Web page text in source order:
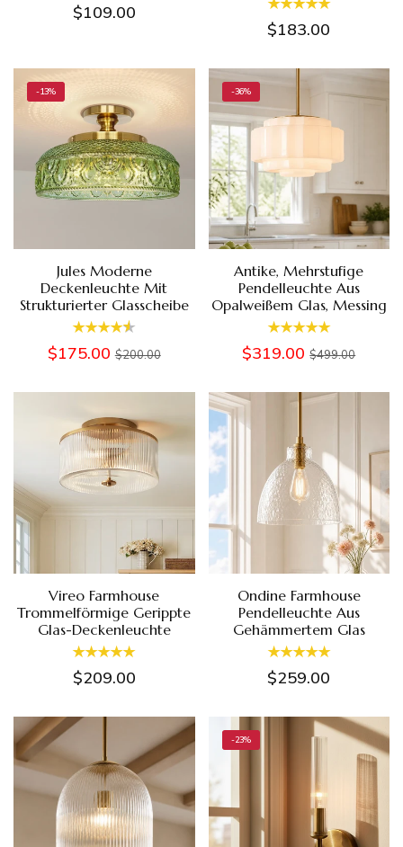
$109.00
$183.00
-13%
Jules Moderne
Deckenleuchte Mit
Strukturierter Glasscheibe
$175.00 $200.00
-36%
Antike, Mehrstufige
Pendelleuchte Aus
Opalweißem Glas, Messing
$319.00 $499.00
Vireo Farmhouse
Trommelförmige Gerippte
Glas-Deckenleuchte
$209.00
Ondine Farmhouse
Pendelleuchte Aus
Gehämmertem Glas
$259.00
-23%